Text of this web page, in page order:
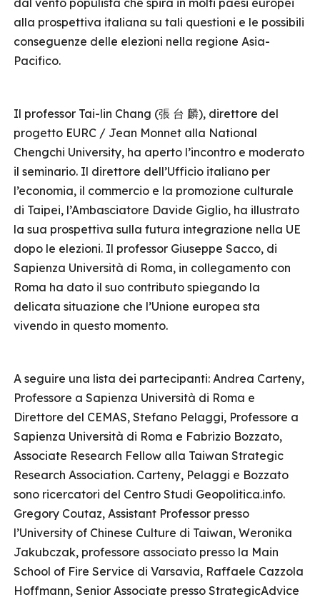
dal vento populista che spira in molti paesi europei
alla prospettiva italiana su tali questioni e le possibili
conseguenze delle elezioni nella regione Asia-
Pacifico.
Il professor Tai-lin Chang (張 台 麟), direttore del
progetto EURC / Jean Monnet alla National
Chengchi University, ha aperto l’incontro e moderato
il seminario. Il direttore dell’Ufficio italiano per
l’economia, il commercio e la promozione culturale
di Taipei, l’Ambasciatore Davide Giglio, ha illustrato
la sua prospettiva sulla futura integrazione nella UE
dopo le elezioni. Il professor Giuseppe Sacco, di
Sapienza Università di Roma, in collegamento con
Roma ha dato il suo contributo spiegando la
delicata situazione che l’Unione europea sta
vivendo in questo momento.
A seguire una lista dei partecipanti: Andrea Carteny,
Professore a Sapienza Università di Roma e
Direttore del CEMAS, Stefano Pelaggi, Professore a
Sapienza Università di Roma e Fabrizio Bozzato,
Associate Research Fellow alla Taiwan Strategic
Research Association. Carteny, Pelaggi e Bozzato
sono ricercatori del Centro Studi Geopolitica.info.
Gregory Coutaz, Assistant Professor presso
l’University of Chinese Culture di Taiwan, Weronika
Jakubczak, professore associato presso la Main
School of Fire Service di Varsavia, Raffaele Cazzola
Hoffmann, Senior Associate presso StrategicAdvice